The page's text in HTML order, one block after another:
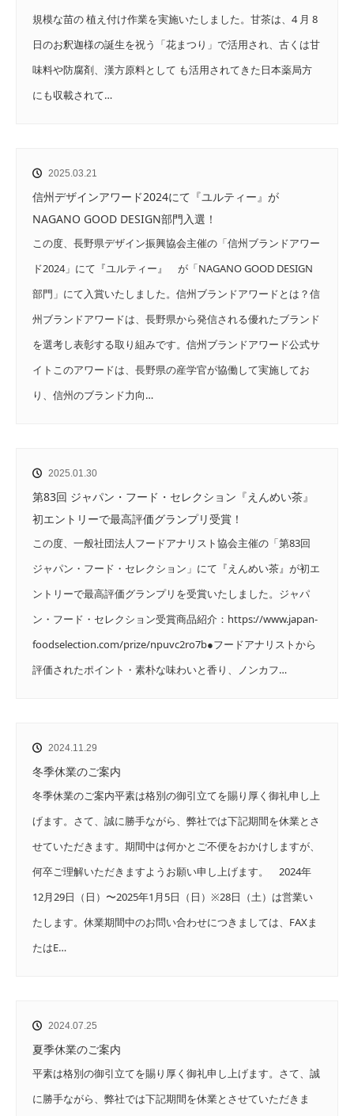
規模な苗の 植え付け作業を実施いたしました。甘茶は、4 月 8
日のお釈迦様の誕生を祝う「花まつり」で活用され、古くは甘
味料や防腐剤、漢方原料として も活用されてきた日本薬局方
にも収載されて…
2025.03.21
信州デザインアワード2024にて『ユルティー』が
NAGANO GOOD DESIGN部門入選！
この度、長野県デザイン振興協会主催の「信州ブランドアワー
ド2024」にて『ユルティー』 が「NAGANO GOOD DESIGN
部門」にて入賞いたしました。信州ブランドアワードとは？信
州ブランドアワードは、長野県から発信される優れたブランド
を選考し表彰する取り組みです。信州ブランドアワード公式サ
イトこのアワードは、長野県の産学官が協働して実施してお
り、信州のブランド力向…
2025.01.30
第83回 ジャパン・フード・セレクション『えんめい茶』
初エントリーで最高評価グランプリ受賞！
この度、一般社団法人フードアナリスト協会主催の「第83回
ジャパン・フード・セレクション」にて『えんめい茶』が初エ
ントリーで最高評価グランプリを受賞いたしました。ジャパ
ン・フード・セレクション受賞商品紹介：https://www.japan-
foodselection.com/prize/npuvc2ro7b●フードアナリストから
評価されたポイント・素朴な味わいと香り、ノンカフ…
2024.11.29
冬季休業のご案内
冬季休業のご案内平素は格別の御引立てを賜り厚く御礼申し上
げます。さて、誠に勝手ながら、弊社では下記期間を休業とさ
せていただきます。期間中は何かとご不便をおかけしますが、
何卒ご理解いただきますようお願い申し上げます。 2024年
12月29日（日）〜2025年1月5日（日）※28日（土）は営業い
たします。休業期間中のお問い合わせにつきましては、FAXま
たはE…
2024.07.25
夏季休業のご案内
平素は格別の御引立てを賜り厚く御礼申し上げます。さて、誠
に勝手ながら、弊社では下記期間を休業とさせていただきま